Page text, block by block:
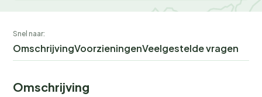
Snel naar:
OmschrijvingVoorzieningenVeelgestelde vragen
Omschrijving